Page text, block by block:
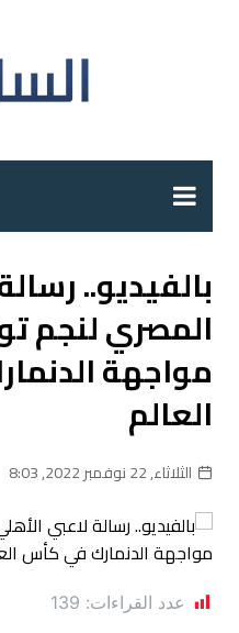
بالفيديو..
المصري لنجم
مواجهة
العالم
الثلاثاء, 22 نوفمبر 2022, 8:03
عدد القراءات: 139